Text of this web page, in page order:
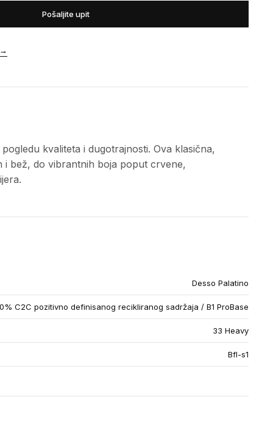
Pošaljite upit
kvaliteta i dugotrajnosti. Ova klasična,
i bež, do vibrantnih boja poput crvene,
Desso Palatino
C2C pozitivno definisanog recikliranog sadržaja / B1 ProBase
33 Heavy
Bfl-s1